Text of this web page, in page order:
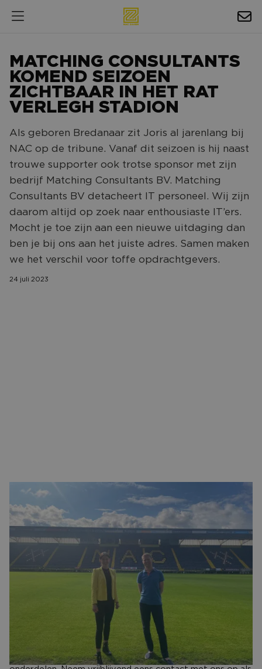
EXPOSURE
NIEUWS
NAC ZAKELIJK
FOTO'S & VIDEO'S
BEDRIJVENGIDS
MATCHING CONSULTANTS
KOMEND SEIZOEN
ZICHTBAAR IN HET RAT
VERLEGH STADION
Als geboren Bredanaar zit Joris al jarenlang bij
NAC op de tribune. Vanaf dit seizoen is hij naast
trouwe supporter ook trotse sponsor met zijn
bedrijf Matching Consultants BV. Matching
Consultants BV detacheert IT personeel. Wij zijn
daarom altijd op zoek naar enthousiaste IT’ers.
Mocht je toe zijn aan een nieuwe uitdaging dan
ben je bij ons aan het juiste adres. Samen maken
we het verschil voor toffe opdrachtgevers.
24 juli 2023
Matching Consultants
Kies ons voor vertrouwen, ervaring en
enthousiasme.
Als onafhankelijke partner helpen wij zowel organisaties
als interim professionals in hun zoektocht naar de juiste
match. Wij gaan hierbij nooit voor een snelle of simpele
oplossing, maar altijd voor 100% tevredenheid. De relaties
die wij met onze opdrachtgevers hebben zijn allemaal
gericht op de lange termijn. Wij kunnen het hele inhuur
proces voor je uitvoeren, maar ook adviseren op